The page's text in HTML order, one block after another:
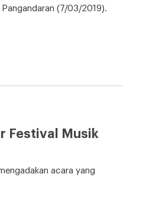
(7/03/2019).
Festival Musik
acara yang